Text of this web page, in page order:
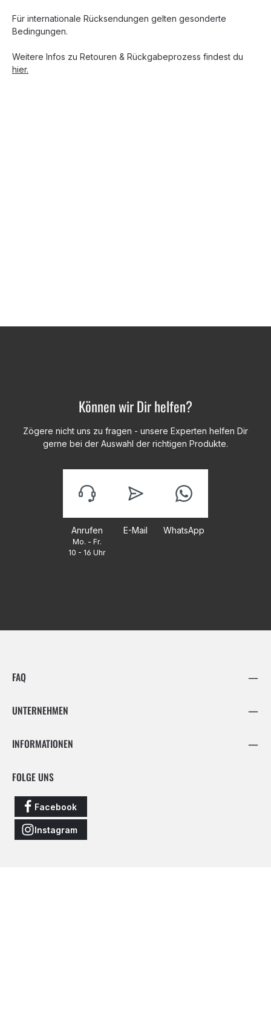
Für internationale Rücksendungen gelten gesonderte
Bedingungen.
Weitere Infos zu Retouren & Rückgabeprozess findest du
hier.
Können wir Dir helfen?
Zögere nicht uns zu fragen - unsere Experten helfen Dir
gerne bei der Auswahl der richtigen Produkte.
Anrufen
Mo. - Fr.
10 - 16 Uhr
E-Mail WhatsApp
FAQ
UNTERNEHMEN
INFORMATIONEN
FOLGE UNS
Facebook
Instagram